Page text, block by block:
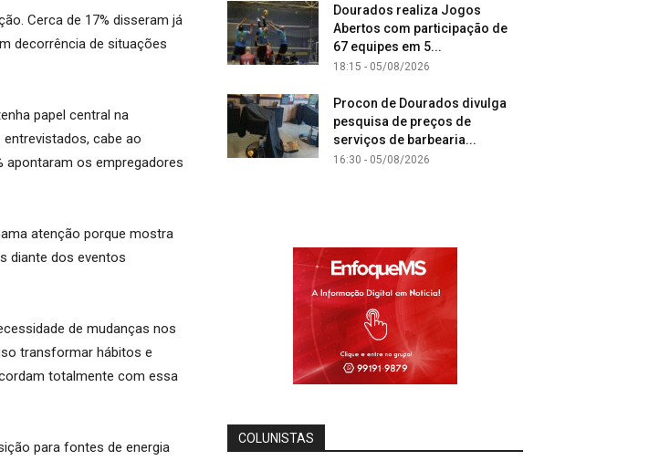
Cerca de 17% disseram já
decorrência de situações
papel central na
cabe ao
apontaram os empregadores
atenção porque mostra
diante dos eventos
de mudanças nos
transformar hábitos e
totalmente com essa
para fontes de energia
Dourados realiza Jogos
Abertos com participação de
67 equipes em 5...
18:15 - 05/08/2026
Procon de Dourados divulga
pesquisa de preços de
serviços de barbearia...
16:30 - 05/08/2026
COLUNISTAS